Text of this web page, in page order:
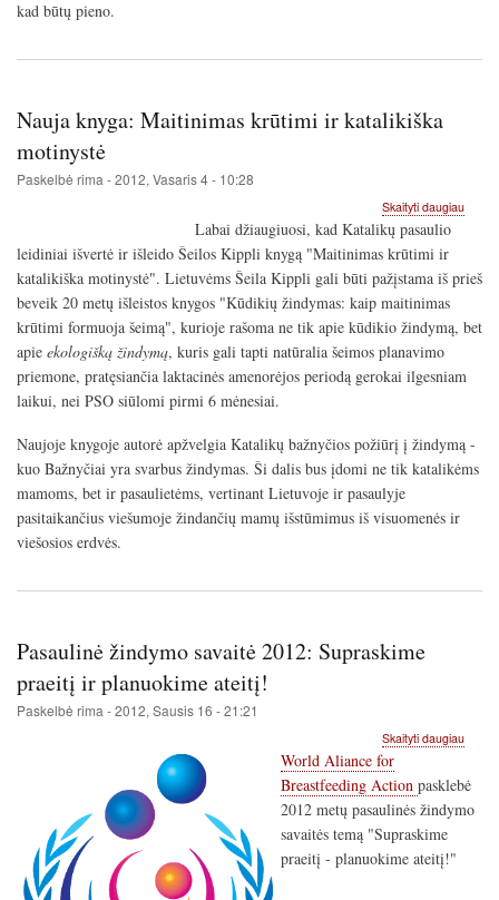
kad būtų pieno.
Nauja knyga: Maitinimas krūtimi ir katalikiška
motinystė
Paskelbė rima -2012, Vasaris 4 - 10:28
Skaityti daugiauapie
krūtimi
Labai džiaugiuosi, kad Katalikų pasaulio
leidiniai išvertė ir išleido Šeilos Kippli knygą "Maitinimas krūtimi ir
katalikiška motinystė". Lietuvėms Šeila Kippli gali būti pažįstama iš prieš
beveik 20 metų išleistos knygos "Kūdikių žindymas: kaip maitinimas
krūtimi formuoja šeimą", kurioje rašoma ne tik apie kūdikio žindymą, bet
apie ekologišką žindymą, kuris gali tapti natūralia šeimos planavimo
priemone, pratęsiančia laktacinės amenorėjos periodą gerokai ilgesniam
laikui, nei PSO siūlomi pirmi 6 mėnesiai.
Naujoje knygoje autorė apžvelgia Katalikų bažnyčios požiūrį į žindymą -
kuo Bažnyčiai yra svarbus žindymas. Ši dalis bus įdomi ne tik katalikėms
mamoms, bet ir pasaulietėms, vertinant Lietuvoje ir pasaulyje
pasitaikančius viešumoje žindančių mamų išstūmimus iš visuomenės ir
viešosios erdvės.
Pasaulinė žindymo savaitė 2012: Supraskime
praeitį ir planuokime ateitį!
Paskelbė rima -2012, Sausis 16 - 21:21
Skaityti daugiauapie
2012:
World Aliance for
Breastfeeding Action pasklebė
2012 metų pasaulinės žindymo
savaitės temą "Supraskime
praeitį - planuokime ateitį!"